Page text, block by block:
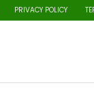
CONTACT